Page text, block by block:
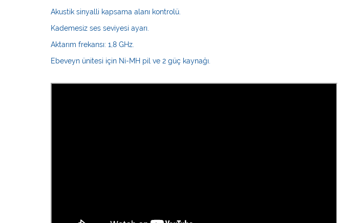
Akustik sinyalli kapsama alanı kontrolü.
Kademesiz ses seviyesi ayarı.
Aktarım frekansı: 1,8 GHz.
Ebeveyn ünitesi için Ni-MH pil ve 2 güç kaynağı.